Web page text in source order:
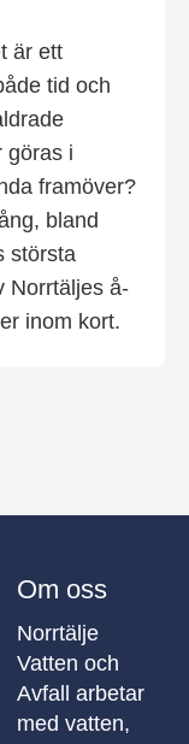
är ett
tid och
göras i
framöver?
bland
största
Norrtäljes å-
inom kort.
Om oss
Norrtälje
Vatten och
Avfall arbetar
med vatten,